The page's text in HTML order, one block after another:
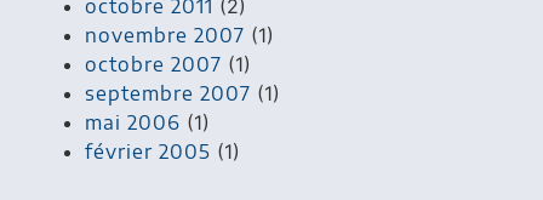
octobre 2011 (2)
novembre 2007 (1)
octobre 2007 (1)
septembre 2007 (1)
mai 2006 (1)
février 2005 (1)